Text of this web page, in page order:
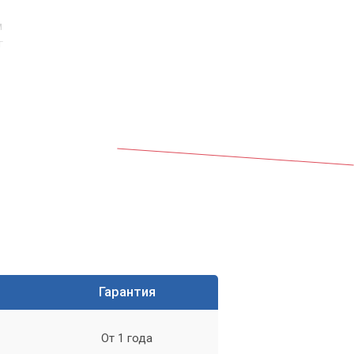
Гарантия
От 1 года